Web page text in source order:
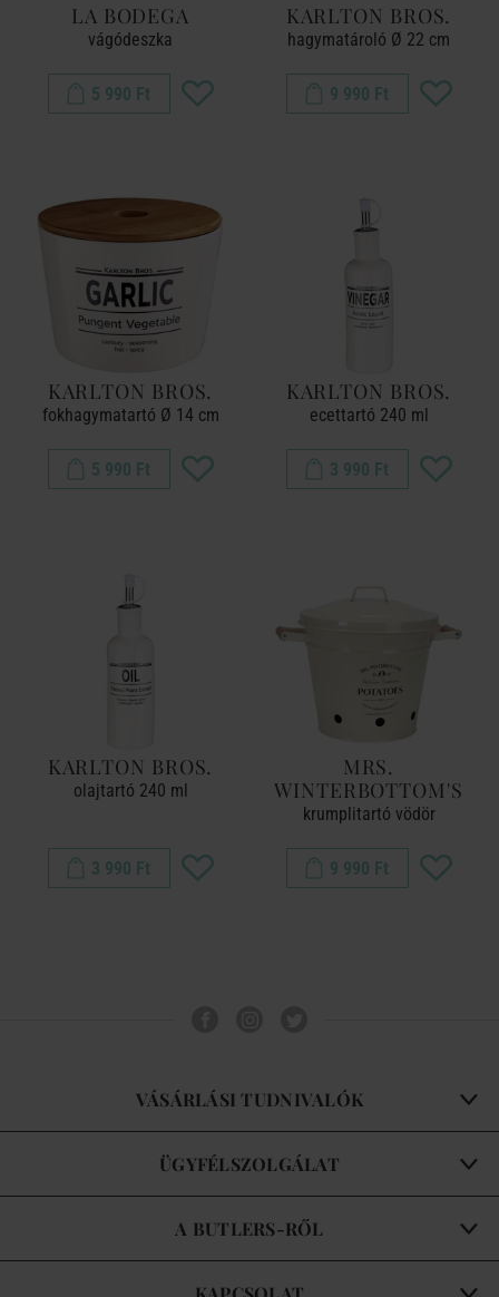
LA BODEGA
vágódeszka
5 990 Ft
KARLTON BROS.
hagymatároló Ø 22 cm
9 990 Ft
KARLTON BROS.
fokhagymatartó Ø 14 cm
5 990 Ft
KARLTON BROS.
ecettartó 240 ml
3 990 Ft
KARLTON BROS.
olajtartó 240 ml
3 990 Ft
MRS.
WINTERBOTTOM'S
krumplitartó vödör
9 990 Ft
VÁSÁRLÁSI TUDNIVALÓK
ÜGYFÉLSZOLGÁLAT
A BUTLERS-RŐL